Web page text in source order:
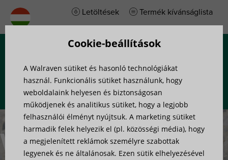
Letöltések Termék kívánságlista
Walraven
Cookie-beállítások
A Walraven sütiket és hasonló technológiákat
használ. Funkcionális sütiket használunk, hogy
weboldalaink helyesen és biztonságosan
működjenek és analitikus sütiket, hogy a legjobb
felhasználói élményt nyújtsuk. A marketing sütiket
harmadik felek helyezik el (pl. közösségi média), hogy
a megjelenített reklámok személyre szabottak
legyenek és ne általánosak. Ezen sütik elhelyezésével